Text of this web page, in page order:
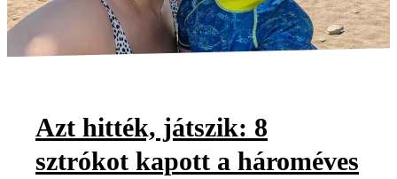
Azt hitték, játszik: 8
sztrókot kapott a hároméves